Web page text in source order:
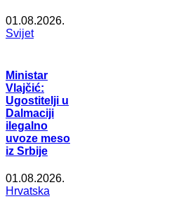
01.08.2026.
Svijet
Ministar
Vlajčić:
Ugostitelji u
Dalmaciji
ilegalno
uvoze meso
iz Srbije
01.08.2026.
Hrvatska